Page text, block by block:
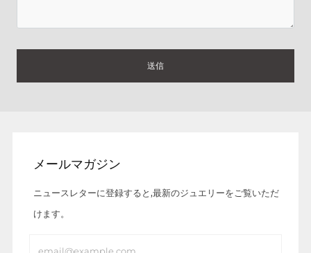
メールマガジン
ニュースレターに登録すると,最新のジュエリーをご覧いただ
けます。